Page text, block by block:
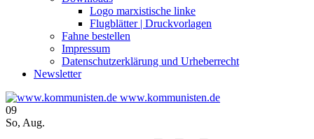
Logo marxistische linke
Flugblätter | Druckvorlagen
Fahne bestellen
Impressum
Datenschutzerklärung und Urheberrecht
Newsletter
www.kommunisten.de
09
So, Aug.